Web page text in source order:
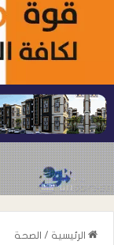
الرئيسية / الصحة